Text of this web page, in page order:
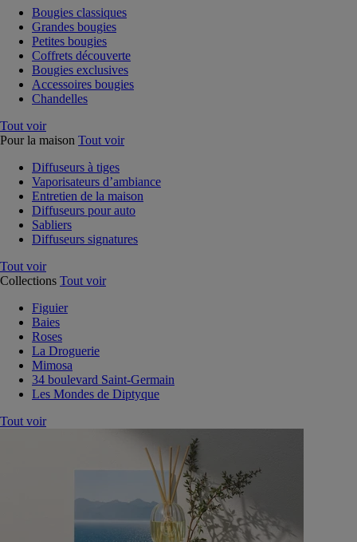
Bougies classiques
Grandes bougies
Petites bougies
Coffrets découverte
Bougies exclusives
Accessoires bougies
Chandelles
Tout voir
Pour la maison Tout voir
Diffuseurs à tiges
Vaporisateurs d’ambiance
Entretien de la maison
Diffuseurs pour auto
Sabliers
Diffuseurs signatures
Tout voir
Collections Tout voir
Figuier
Baies
Roses
La Droguerie
Mimosa
34 boulevard Saint-Germain
Les Mondes de Diptyque
Tout voir